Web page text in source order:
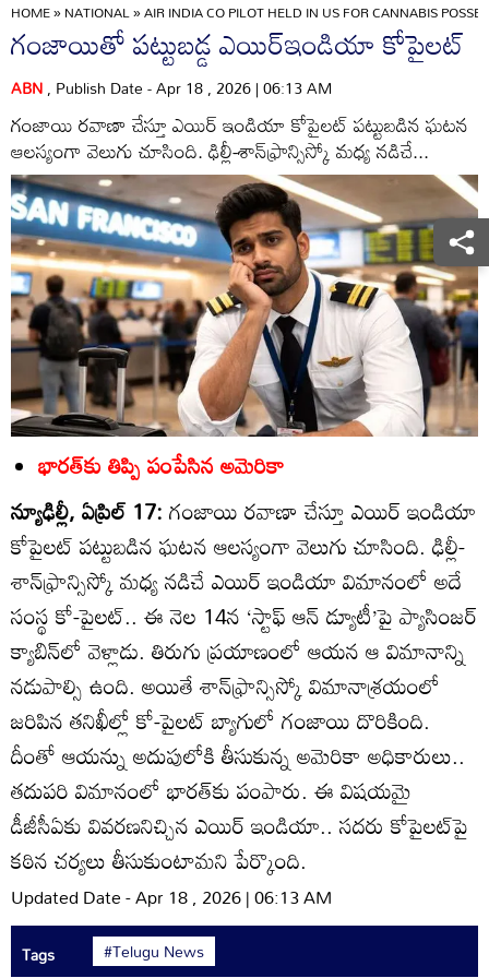
HOME»NATIONAL»AIR INDIA CO PILOT HELD IN US FOR CANNABIS
గంజాయితో పట్టుబడ్డ ఎయిర్‌ఇండియా కోపైలట్‌
ABN, Publish Date - Apr 18 , 2026 | 06:13 AM
గంజాయి రవాణా చేస్తూ ఎయిర్‌ ఇండియా కోపైలట్‌ పట్టుబడిన ఘటన
ఆలస్యంగా వెలుగు చూసింది. ఢిల్లీ-శాన్‌ఫ్రాన్సిస్కో మధ్య నడిచే...
భారత్‌కు తిప్పి పంపేసిన అమెరికా
న్యూఢిల్లీ, ఏప్రిల్‌ 17:గంజాయి రవాణా చేస్తూ ఎయిర్‌ ఇండియా
కోపైలట్‌ పట్టుబడిన ఘటన ఆలస్యంగా వెలుగు చూసింది. ఢిల్లీ-
శాన్‌ఫ్రాన్సిస్కో మధ్య నడిచే ఎయిర్‌ ఇండియా విమానంలో అదే
సంస్థ కో-పైలట్‌.. ఈ నెల 14న ‘స్టాఫ్‌ ఆన్‌ డ్యూటీ’పై ప్యాసింజర్‌
క్యాబిన్‌లో వెళ్లాడు. తిరుగు ప్రయాణంలో ఆయన ఆ విమానాన్ని
నడుపాల్సి ఉంది. అయితే శాన్‌ఫ్రాన్సిస్కో విమానాశ్రయంలో
జరిపిన తనిఖీల్లో కో-పైలట్‌ బ్యాగులో గంజాయి దొరికింది.
దీంతో ఆయన్ను అదుపులోకి తీసుకున్న అమెరికా అధికారులు..
తదుపరి విమానంలో భారత్‌కు పంపారు. ఈ విషయమై
డీజీసీఏకు వివరణనిచ్చిన ఎయిర్‌ ఇండియా.. సదరు కోపైలట్‌పై
కఠిన చర్యలు తీసుకుంటామని పేర్కొంది.
Updated Date - Apr 18 , 2026 | 06:13 AM
Tags #Telugu News